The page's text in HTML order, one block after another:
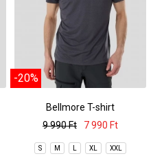
-20%
Bellmore T-shirt
9 990 Ft
7 990 Ft
S M L XL XXL